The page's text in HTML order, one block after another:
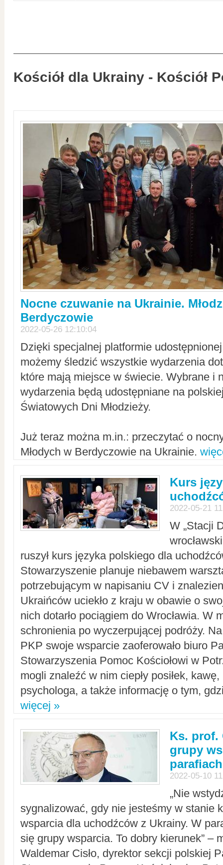
Kościół dla Ukrainy - Kościół
Nocne czuwanie na Ukrainie.
Berdyczowie
2022-05-26 12:10:04
Dzięki specjalnej platformie
możemy śledzić wszystkie wydarzenia
które mają miejsce w świecie. Wybrane i
wydarzenia będą udostępniane na
Światowych Dni Młodzieży.
Już teraz można m.in.: przeczytać o
Młodych w Berdyczowie na Ukrainie.
Kurs
2022-05-21
W „Stacji
ruszył kurs języka polskiego dla
Stowarzyszenie planuje niebawem
potrzebującym w napisaniu CV i
Ukraińców uciekło z kraju w obawie o
nich dotarło pociągiem do Wrocławia. W
schronienia po wyczerpującej podróży.
PKP swoje wsparcie zaoferowało biuro
Stowarzyszenia Pomoc Kościołowi w
mogli znaleźć w nim ciepły posiłek,
psychologa, a także informację o tym,
więcej »
Ks. prof.
grupy
parafiach
2022-05-10
„Nie
sygnalizować, gdy nie jesteśmy w stanie
wsparcia dla uchodźców z Ukrainy. W
się grupy wsparcia. To dobry kierunek” –
Waldemar Cisło, dyrektor sekcji polskiej